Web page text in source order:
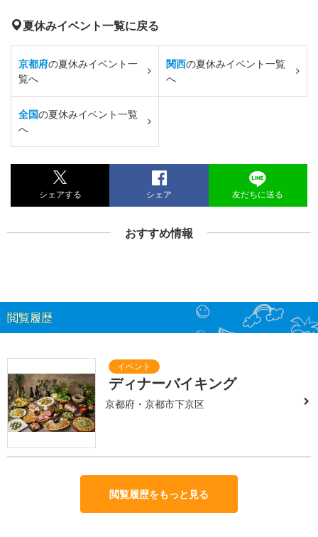
夏休みイベント一覧に戻る
京都府の夏休みイベント一
覧へ
関西の夏休みイベント一覧
へ
全国の夏休みイベント一覧
へ
シェアする シェア 友だちに送る
おすすめ情報
閲覧履歴
ディナーバイキング
京都府・京都市下京区
閲覧履歴をもっと見る